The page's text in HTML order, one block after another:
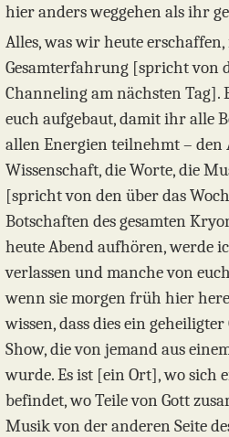
hier anders weggehen als ihr
Alles, was wir heute
Gesamterfahrung [spricht von
Channeling am nächsten Tag].
euch aufgebaut, damit ihr alle
allen Energien teilnehmt – den
Wissenschaft, die Worte, die
[spricht von den über das
Botschaften des gesamten
heute Abend aufhören, werde
verlassen und manche von
wenn sie morgen früh hier
wissen, dass dies ein
Show, die von jemand aus
wurde. Es ist [ein Ort], wo sich
befindet, wo Teile von Gott
Musik von der anderen Seite